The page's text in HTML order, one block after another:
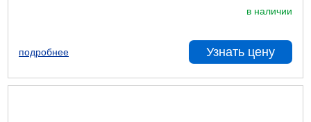
в наличии
подробнее Узнать цену